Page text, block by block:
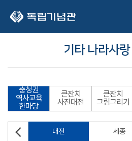
기타 나라사
충청권
역사교육
한마당
큰잔치
사진대전
큰잔치
그림그리기
대전 세종